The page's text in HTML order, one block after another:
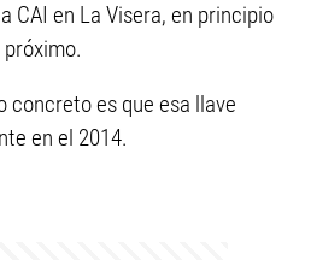
CAI en La Visera, en principio
concreto es que esa llave
en el 2014.